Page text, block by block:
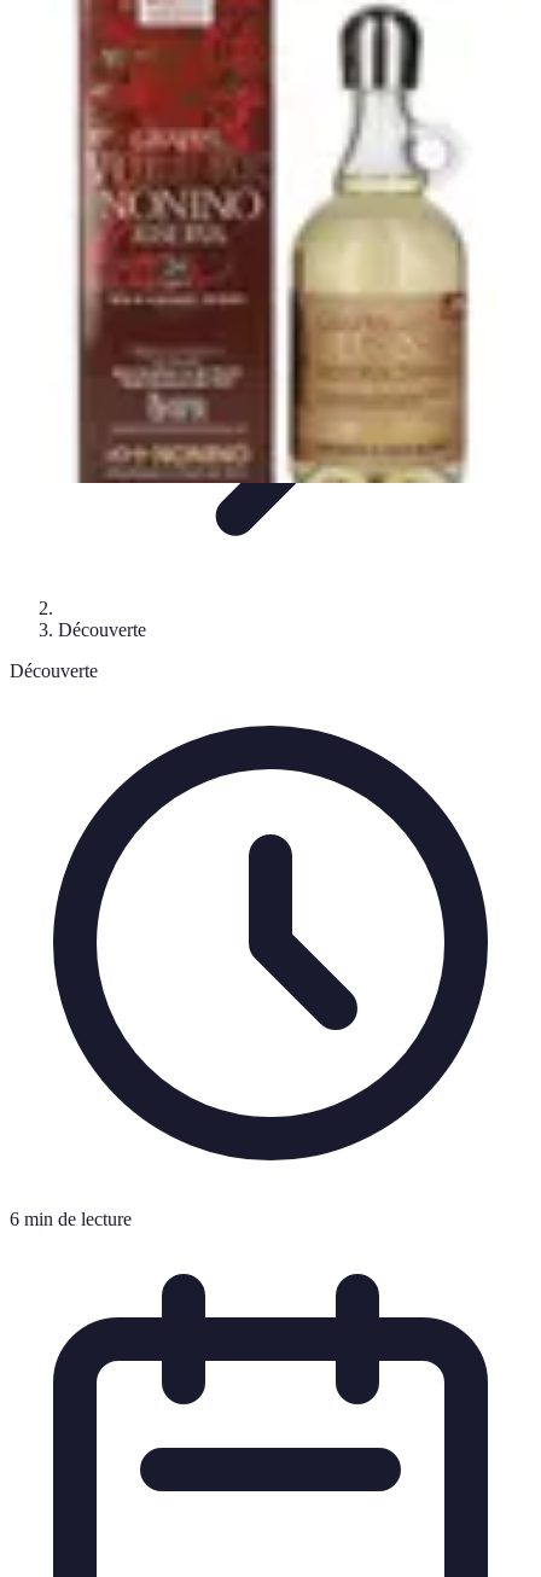
Fromages du Monde
DécouverteDécouvertes
fromagèresDégustation découverte
Fromages du Monde
Découverte
Découverte
6 min de lecture